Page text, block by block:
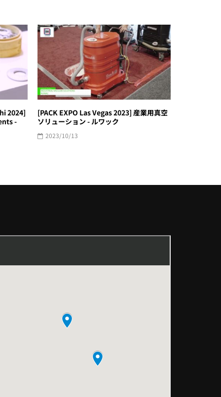
2024]
-
[PACK EXPO Las Vegas 2023] 産業用真空
ソリューション - ルワック
2023/10/13